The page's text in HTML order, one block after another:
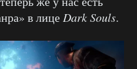
в лице Dark Souls.